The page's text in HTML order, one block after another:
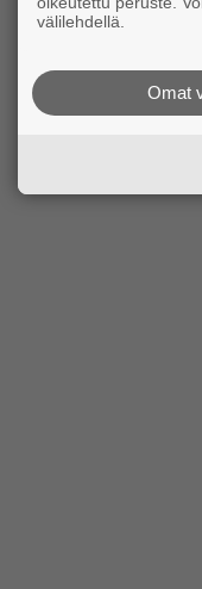
välilehdellä.
Omat